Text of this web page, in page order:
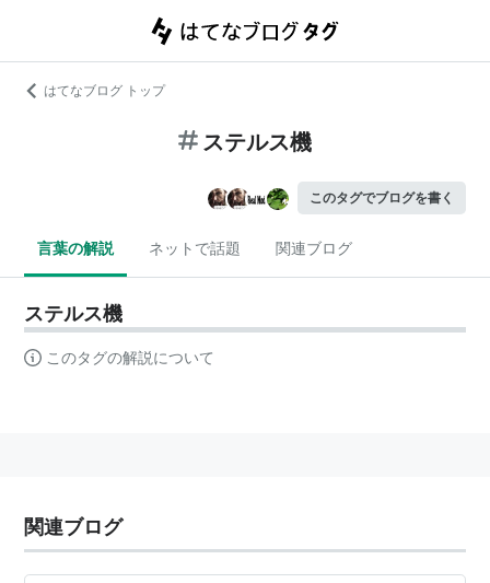
はてなブログ トップ
ステルス機
このタグでブログを書く
言葉の解説 ネットで話題 関連ブログ
ステルス機
このタグの解説について
関連ブログ